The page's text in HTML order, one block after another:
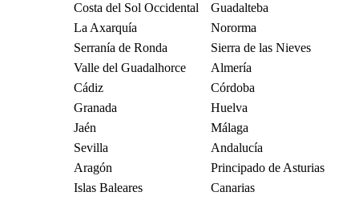
Costa del Sol Occidental
Guadalteba
La Axarquía
Nororma
Serranía de Ronda
Sierra de las Nieves
Valle del Guadalhorce
Almería
Cádiz
Córdoba
Granada
Huelva
Jaén
Málaga
Sevilla
Andalucía
Aragón
Principado de Asturias
Islas Baleares
Canarias